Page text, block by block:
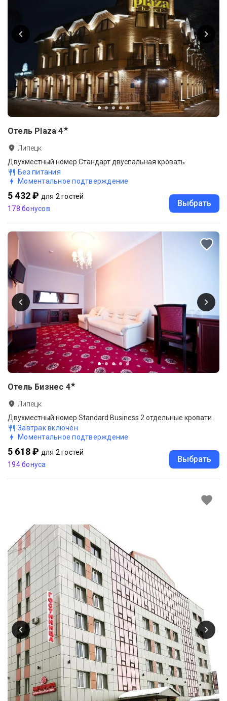
Отель Plaza 4★
Липецк
Двухместный номер Стандарт двуспальная кровать
Без питания
Моментальное подтверждение
5 432 ₽ для 2 гостей
178 бонусов
Выбрать
Отель Бизнес 4★
Липецк
Двухместный номер Standard Business 2 отдельные кровати
Завтрак включён
Моментальное подтверждение
5 618 ₽ для 2 гостей
194 бонуса
Выбрать